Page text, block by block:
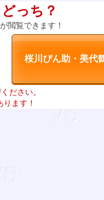
っち？
閲覧できます！
ださい。
ます！